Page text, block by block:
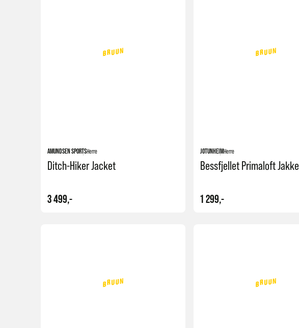
AMUNDSEN SPORTSHerre
Ditch-Hiker Jacket
3 499,-
JOTUNHEIMHerre
Bessfjellet Primaloft Jakke
1 299,-